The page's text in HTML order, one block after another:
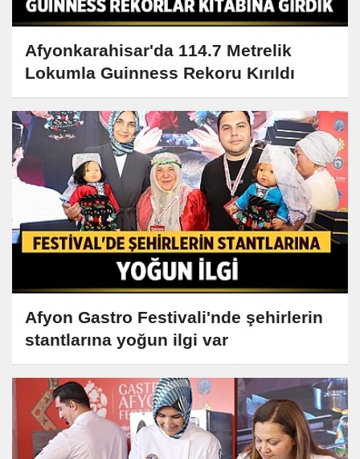
Afyonkarahisar'da 114.7 Metrelik
Lokumla Guinness Rekoru Kırıldı
Afyon Gastro Festivali'nde şehirlerin
stantlarına yoğun ilgi var